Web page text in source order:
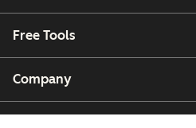
Free Tools
Company